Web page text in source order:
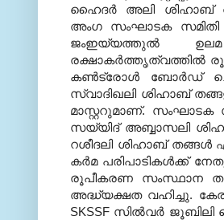
ഹൈദര്‍ അലി ശിഹാബ്
അംഗ സംഘാടക
ജംഇയ്യത്തുല്‍
രക്ഷാകര്‍ത്തൃത്വത്തില്‍
കണ്‍ട്രോള്‍ ബോര്‍ഡ്
സ്വാദിഖലി ശിഹാബ്
മാസ്റ്ററുമാണ്. സംഘാടക
സയ്യിദ് അബ്ബാസലി
റശീദലി ശിഹാബ്
കര്‍മ പരിപാടികള്‍ക്ക്
രൂപീകരണ സംസ്ഥാന
അദ്ധ്യക്ഷത വഹിച്ചു.
SKSSF സില്‍വര്‍